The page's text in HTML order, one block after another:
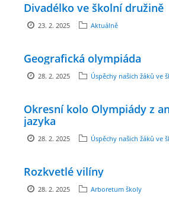
KROUŽKY
GDPR
Divadélko ve školní družině
23. 2. 2025 Aktuálně
Geografická olympiáda
28. 2. 2025 Úspěchy našich žáků ve
Okresní kolo Olympiády z
jazyka
28. 2. 2025 Úspěchy našich žáků ve
Rozkvetlé vilíny
28. 2. 2025 Arboretum školy